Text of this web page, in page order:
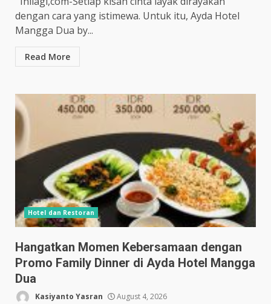
dengan cara yang istimewa. Untuk itu, Ayda Hotel
Mangga Dua by...
Read More
Hotel dan Restoran
Hangatkan Momen Kebersamaan dengan
Promo Family Dinner di Ayda Hotel Mangga
Dua
Kasiyanto Yasran August 4, 2026